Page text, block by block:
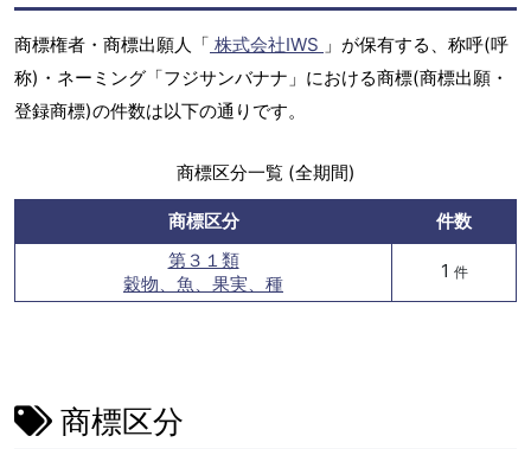
商標権者・商標出願人「 株式会社IWS 」が保有する、称呼(呼
称)・ネーミング「フジサンバナナ」における商標(商標出願・
登録商標)の件数は以下の通りです。
商標区分一覧 (全期間)
商標区分
件数
第３１類
穀物、魚、果実、種
1 件
商標区分